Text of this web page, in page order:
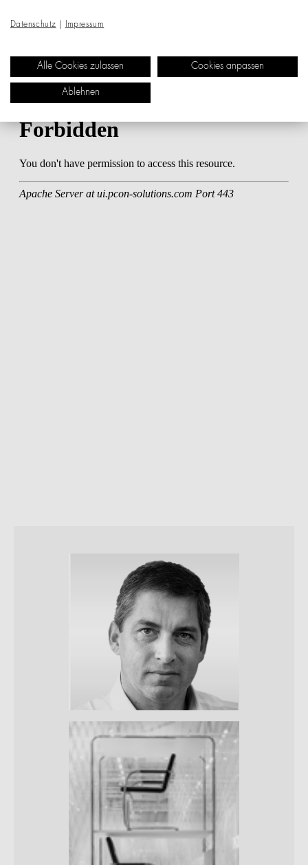
in der Regel 4 bis 8 Wochen ab Werk beträgt. Ihren
angegeben.
Datenschutz Impressum
Alle Cookies zulassen Cookies anpassen
Ablehnen